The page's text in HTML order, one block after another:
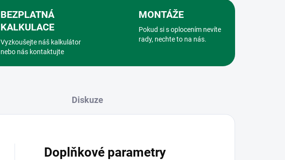
BEZPLATNÁ
KALKULACE
Vyzkoušejte náš kalkulátor
nebo nás kontaktujte
MONTÁŽE
Pokud si s oplocením nevíte
rady, nechte to na nás.
Diskuze
Doplňkové parametry